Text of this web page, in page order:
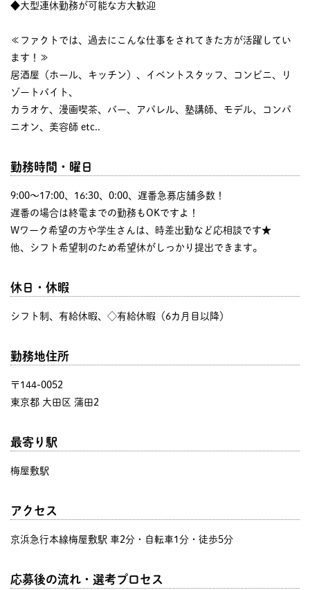
◆大型連休勤務が可能な方大歓迎
≪ファクトでは、過去にこんな仕事をされてきた方が活躍してい
ます！≫
居酒屋（ホール、キッチン）、イベントスタッフ、コンビニ、リ
ゾートバイト、
カラオケ、漫画喫茶、バー、アパレル、塾講師、モデル、コンパ
ニオン、美容師 etc..
勤務時間・曜日
9:00〜17:00、16:30、0:00、遅番急募店舗多数！
遅番の場合は終電までの勤務もOKですよ！
Wワーク希望の方や学生さんは、時差出勤など応相談です★
他、シフト希望制のため希望休がしっかり提出できます。
休日・休暇
シフト制、有給休暇、◇有給休暇（6カ月目以降）
勤務地住所
〒144-0052
東京都 大田区 蒲田2
最寄り駅
梅屋敷駅
アクセス
京浜急行本線梅屋敷駅 車2分・自転車1分・徒歩5分
応募後の流れ・選考プロセス